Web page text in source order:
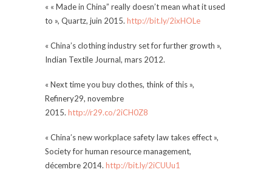
« « Made in China” really doesn’t mean what it used
to », Quartz, juin 2015. http://bit.ly/2ixHOLe
« China’s clothing industry set for further growth »,
Indian Textile Journal, mars 2012.
« Next time you buy clothes, think of this »,
Refinery29, novembre
2015. http://r29.co/2iCH0Z8
« China’s new workplace safety law takes effect »,
Society for human resource management,
décembre 2014. http://bit.ly/2iCUUu1